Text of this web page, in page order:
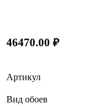
46470.00 ₽
Артикул
Вид обоев